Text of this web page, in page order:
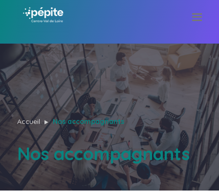
Accueil Nos accompagnants
Nos accompagnants